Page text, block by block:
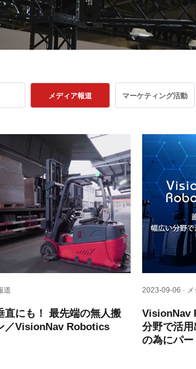
自律走行搬送ロボット
(AMR)
VNKQ20
RCS(ロボットコントロー
ルシステム)
RCS(ロボットコントロ
RCS(ロボットコントロー
ルシステム)
メディア報道 マーケティング活動
道
直にも！ 最先端の無人搬
／VisionNav Robotics
2023-09-06 ·
VisionNav
分野で活
の為にパ